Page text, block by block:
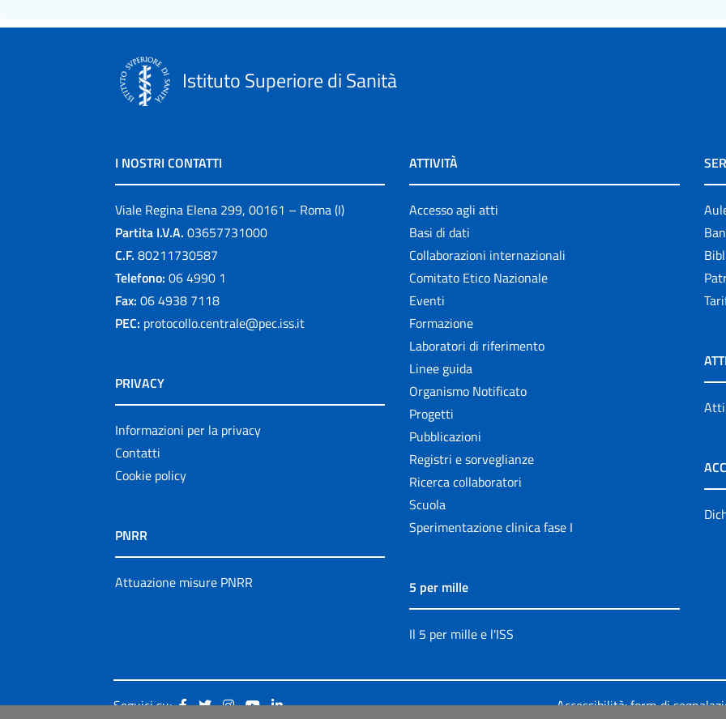
Istituto Superiore di Sanità
I NOSTRI CONTATTI
Viale Regina Elena 299, 00161 – Roma (I)
Partita I.V.A. 03657731000
C.F. 80211730587
Telefono: 06 4990 1
Fax: 06 4938 7118
PEC: protocollo.centrale@pec.iss.it
PRIVACY
Informazioni per la privacy
Contatti
Cookie policy
PNRR
Attuazione misure PNRR
ATTIVITÀ
Accesso agli atti
Basi di dati
Collaborazioni internazionali
Comitato Etico Nazionale
Eventi
Formazione
Laboratori di riferimento
Linee guida
Organismo Notificato
Progetti
Pubblicazioni
Registri e sorveglianze
Ricerca collaboratori
Scuola
Sperimentazione clinica fase I
5 per mille
Il 5 per mille e l'ISS
Atti
Seguici su:
Accessibilità: form di